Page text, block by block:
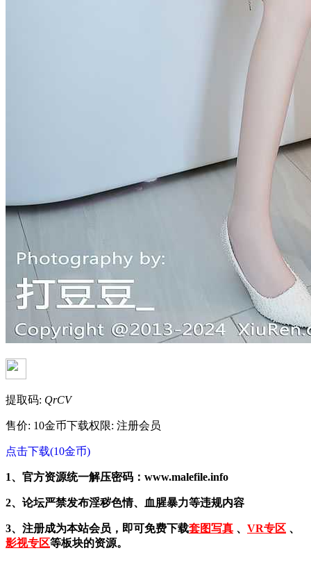
提取码: QrCV
售价: 10金币下载权限: 注册会员
点击下载(10金币)
1、官方资源统一解压密码：www.malefile.info
2、论坛严禁发布淫秽色情、血腥暴力等违规内容
3、注册成为本站会员，即可免费下载套图写真 、 VR专区 、
影视专区等板块的资源。